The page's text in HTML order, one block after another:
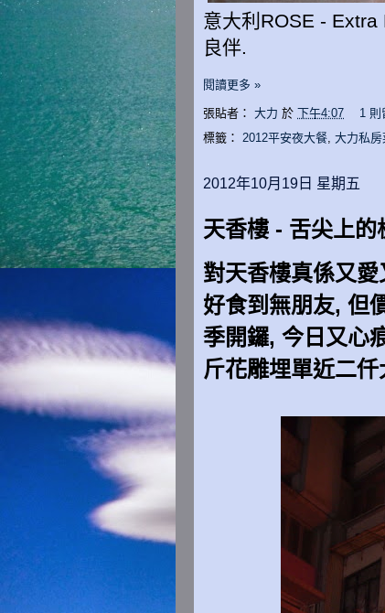
意大利ROSE -
良伴.
閱讀更多 »
張貼者： 大力 於 下午4:07
1 則
標籤： 2012平安夜大餐, 大力私房
2012年10月19日 星期五
天香樓 - 舌尖上的
對天香樓真係又
好食到無朋友, 但
季開鑼, 今日又心
斤花雕埋單近二